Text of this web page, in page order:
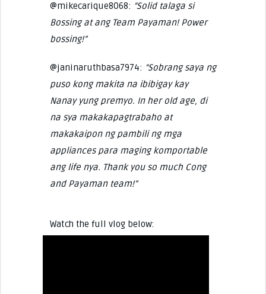
@mikecarique8068: “Solid talaga si
Bossing at ang Team Payaman! Power
bossing!”
@janinaruthbasa7974: “Sobrang saya ng
puso kong makita na ibibigay kay
Nanay yung premyo. In her old age, di
na sya makakapagtrabaho at
makakaipon ng pambili ng mga
appliances para maging komportable
ang life nya. Thank you so much Cong
and Payaman team!”
Watch the full vlog below: